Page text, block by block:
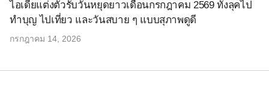
ไอเดียแต่งตัวรับวันหยุดยาวเดือนกรกฎาคม 2569 ทั้งลุคไป
ทำบุญ ไปเที่ยว และวันสบาย ๆ แบบสุภาพดูดี
กรกฎาคม 14, 2026